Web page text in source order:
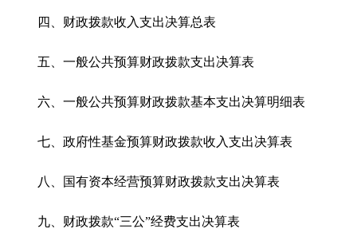
四、财政拨款收入支出决算总表
五、一般公共预算财政拨款支出决算表
六、一般公共预算财政拨款基本支出决算明细表
七、政府性基金预算财政拨款收入支出决算表
八、国有资本经营预算财政拨款支出决算表
九、财政拨款“三公”经费支出决算表